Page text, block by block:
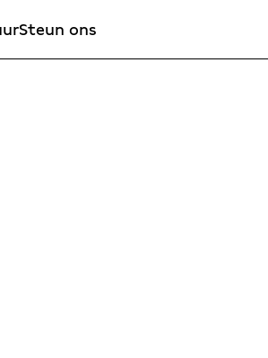
Steun ons